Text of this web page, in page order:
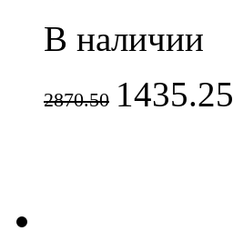
В наличии
2870.50 1435.25